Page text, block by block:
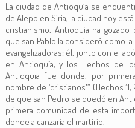
La ciudad de Antioquía se
de Alepo en Siria, la ciudad hoy
cristianismo, Antioquía ha
que san Pablo la consideró como
evangelizadoras; él, junto con el
en Antioquía, y los Hechos de
Antioquia fue donde, por
nombre de ‘cristianos'” (Hechos
de que san Pedro se quedó en
primera comunidad de esta
donde alcanzaría el martirio.